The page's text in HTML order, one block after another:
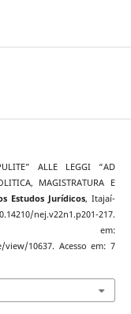
ALLE LEGGI “AD
MAGISTRATURA E
Estudos Jurí­dicos, Itajaí­
nej.v22n1.p201-217.
em:
10637. Acesso em: 7